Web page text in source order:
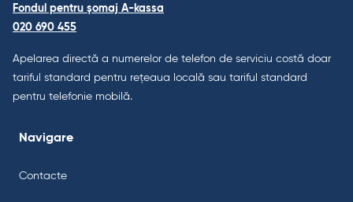
Fondul pentru șomaj A-kassa
020 690 455
Apelarea directă a numerelor de telefon de serviciu costă doar
tariful standard pentru rețeaua locală sau tariful standard
pentru telefonie mobilă.
Navigare
Contacte